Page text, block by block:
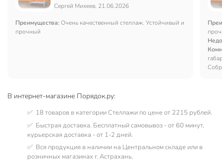
Сергей Михеев, 21.06.2026
Преимущества: Очень качественный стеллаж. Устойчивый и
прочный
В интернет-магазине Порядок.ру:
✅ 18 товаров в категории Стеллажи по цене от 2215 рублей.
✅ Быстрая доставка. Бесплатный самовывоз - от 60 минут,
курьерская доставка - от 1-2 дней.
✅ Вся продукция в наличии на Центральном складе или в
розничных магазинах г. Астрахань.